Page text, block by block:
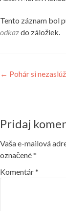
Tento záznam bol
odkazdo záložiek.
← Pohár si
Pridaj
Vaša e-mailová
označené*
Komentár*